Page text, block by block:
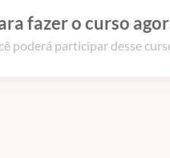
fazer o curso
poderá participar desse